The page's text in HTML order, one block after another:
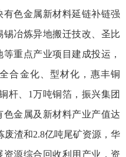
色金属新材料延链补链强
冶炼异地搬迁技改、圣比
重点产业项目建成投运，
合金化、型材化，惠丰铜
杆、1万吨铜箔，振兴集团
金属及新材料产业产值达
废渣和2.8亿吨尾矿资源，华
源综合回收利用产业，资